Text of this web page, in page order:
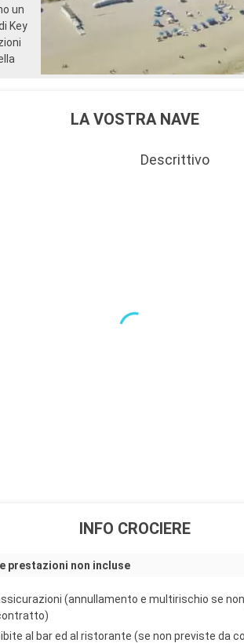
un
Key
LA VOSTRA NAVE
Descrittivo
INFO CROCIERE
prestazioni non incluse
(annullamento e multirischio se
al bar ed al ristorante (se non previste da